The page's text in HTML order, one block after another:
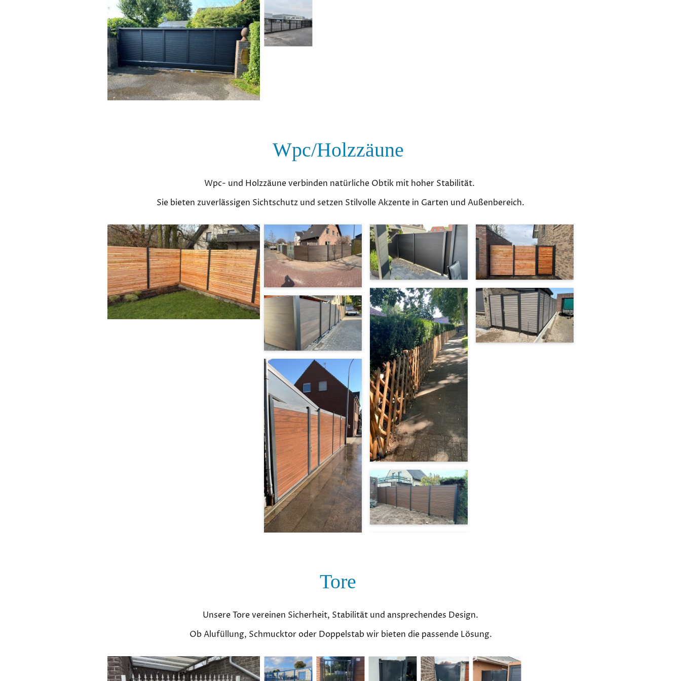
Wpc/Holzzäune
Wpc- und Holzzäune verbinden natürliche Obtik mit hoher Stabilität.
Sie bieten zuverlässigen Sichtschutz und setzen Stilvolle Akzente in Garten und Außenbereich.
Tore
Unsere Tore vereinen Sicherheit, Stabilität und ansprechendes Design.
Ob Alufüllung, Schmucktor oder Doppelstab wir bieten die passende Lösung.